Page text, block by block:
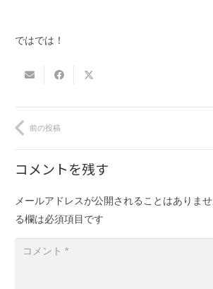
ではでは！
前の投稿
コメントを残す
メールアドレスが公開されることはありませ
る欄は必須項目です